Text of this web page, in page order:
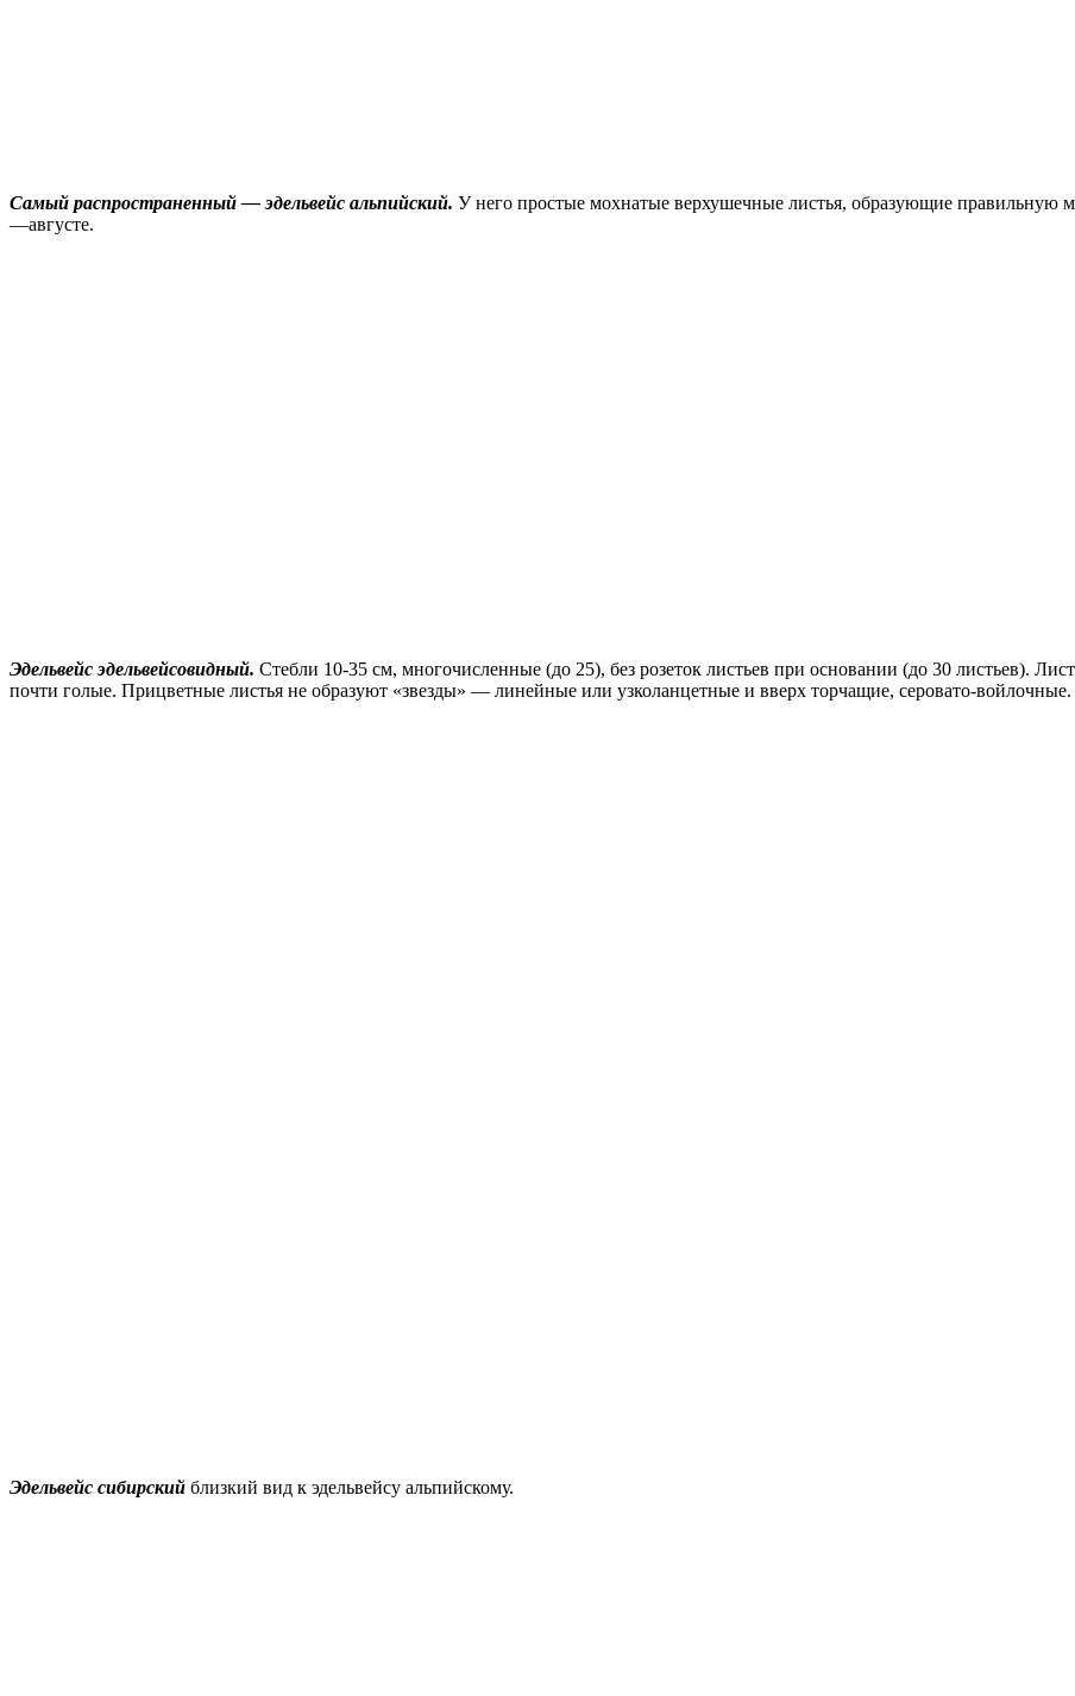
Самый распространенный — эдельвейс альпийский. У него простые мохнатые верхушечные листья, образующие правильную
—августе.
Эдельвейс эдельвейсовидный. Стебли 10-35 см, многочисленные (до 25), без розеток листьев при основании (до 30 листьев).
почти голые. Прицветные листья не образуют «звезды» — линейные или узколанцетные и вверх торчащие, серовато-войлочные.
Эдельвейс сибирский близкий вид к эдельвейсу альпийскому.